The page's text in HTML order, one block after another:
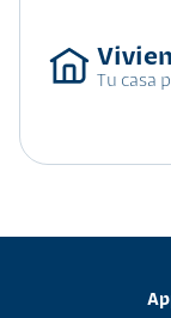
Tu casa